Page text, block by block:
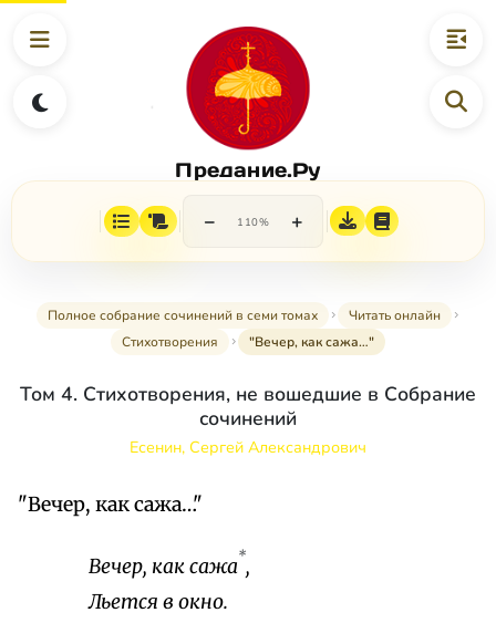
Предание.Ру
− 110% +
Полное собрание сочинений в семи томах
Читать онлайн
Стихотворения
"Вечер, как сажа…"
Том 4. Стихотворения, не вошедшие в Собрание
сочинений
Есенин, Сергей Александрович
"Вечер, как сажа…"
Вечер, как сажа*,
Льется в окно.